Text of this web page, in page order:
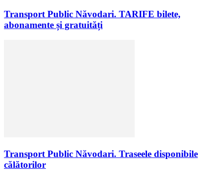
Transport Public Năvodari. TARIFE bilete,
abonamente și gratuități
Transport Public Năvodari. Traseele disponibile
călătorilor